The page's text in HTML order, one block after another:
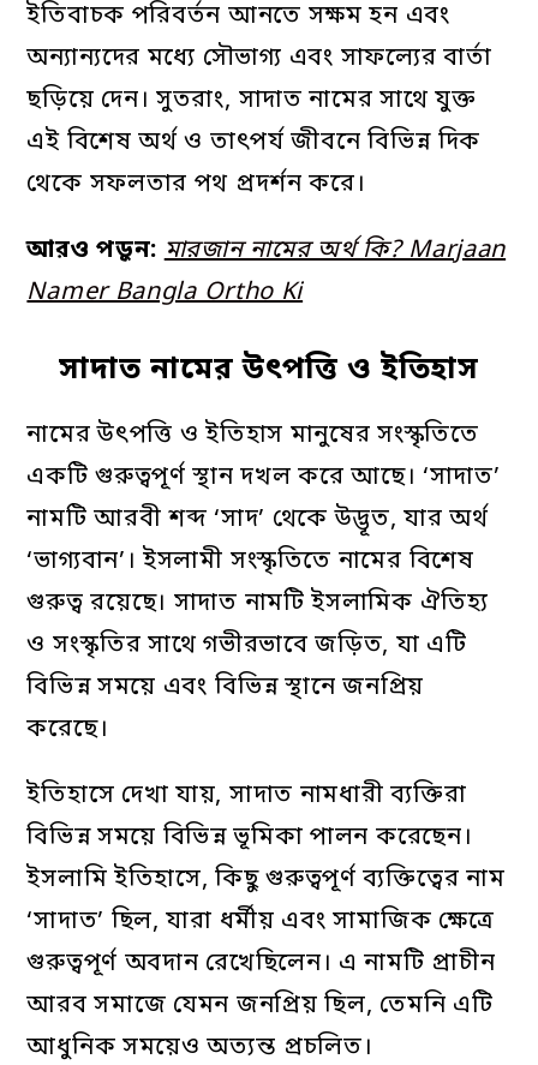
ইতিবাচক পরিবর্তন আনতে সক্ষম হন এবং
অন্যান্যদের মধ্যে সৌভাগ্য এবং সাফল্যের বার্তা
ছড়িয়ে দেন। সুতরাং, সাদাত নামের সাথে যুক্ত
এই বিশেষ অর্থ ও তাৎপর্য জীবনে বিভিন্ন দিক
থেকে সফলতার পথ প্রদর্শন করে।
আরও পড়ুন: মারজান নামের অর্থ কি? Marjaan
Namer Bangla Ortho Ki
সাদাত নামের উৎপত্তি ও ইতিহাস
নামের উৎপত্তি ও ইতিহাস মানুষের সংস্কৃতিতে
একটি গুরুত্বপূর্ণ স্থান দখল করে আছে। ‘সাদাত’
নামটি আরবী শব্দ ‘সাদ’ থেকে উদ্ভূত, যার অর্থ
‘ভাগ্যবান’। ইসলামী সংস্কৃতিতে নামের বিশেষ
গুরুত্ব রয়েছে। সাদাত নামটি ইসলামিক ঐতিহ্য
ও সংস্কৃতির সাথে গভীরভাবে জড়িত, যা এটি
বিভিন্ন সময়ে এবং বিভিন্ন স্থানে জনপ্রিয়
করেছে।
ইতিহাসে দেখা যায়, সাদাত নামধারী ব্যক্তিরা
বিভিন্ন সময়ে বিভিন্ন ভূমিকা পালন করেছেন।
ইসলামি ইতিহাসে, কিছু গুরুত্বপূর্ণ ব্যক্তিত্বের নাম
‘সাদাত’ ছিল, যারা ধর্মীয় এবং সামাজিক ক্ষেত্রে
গুরুত্বপূর্ণ অবদান রেখেছিলেন। এ নামটি প্রাচীন
আরব সমাজে যেমন জনপ্রিয় ছিল, তেমনি এটি
আধুনিক সময়েও অত্যন্ত প্রচলিত।